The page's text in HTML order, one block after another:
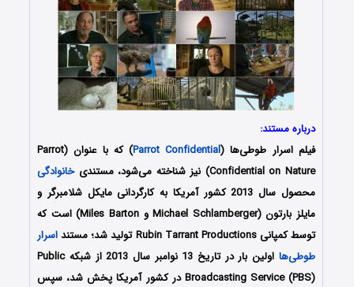
درباره مستند:
فیلم اسرار طوطی‌ها (Parrot Confidential
) که با عنوان (Parrot
Confidential on Nature) نیز شناخته می‌شود، مستندی
خانوادگی
محصول سال 2013 کشور آمریکا به کارگردانی مایکل شلامبرگر و
مایلز بارتون (Michael Schlamberger و Miles Barton) است که
توسط کمپانی Rubin Tarrant Productions تولید شد؛
مستنداسرار
طوطی‌ها
اولین بار در تاریخ 13 نوامبر سال 2013 از شبکه Public
Broadcasting Service (PBS) در کشور آمریکا پخش شد، سپس